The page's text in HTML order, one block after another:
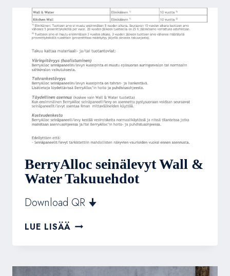
LA1710-
1FI
BerryAlloc seinälevyt Wall &
Water Takuuehdot
Download QR 🠋
LUE LISÄÄ BERRYALLOC
WALL
WATER